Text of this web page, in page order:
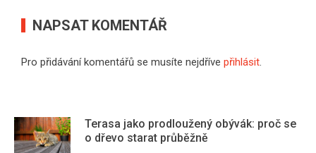
NAPSAT KOMENTÁŘ
Pro přidávání komentářů se musíte nejdříve přihlásit.
Terasa jako prodloužený obývák: proč se
o dřevo starat průběžně